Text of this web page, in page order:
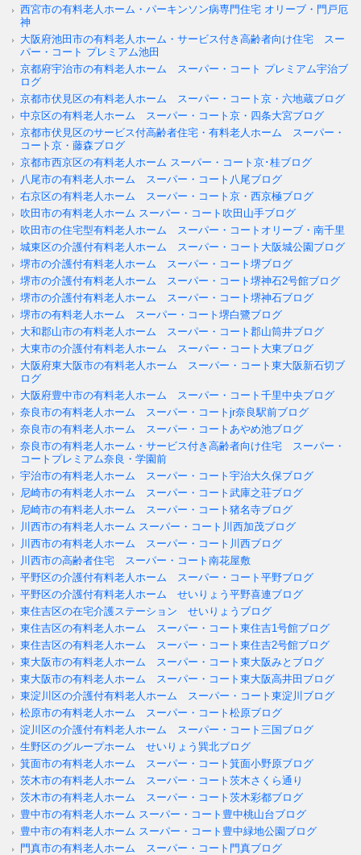
西宮市の有料老人ホーム・パーキンソン病専門住宅 オリーブ・門戸厄
神
大阪府池田市の有料老人ホーム・サービス付き高齢者向け住宅 スー
パー・コート プレミアム池田
京都府宇治市の有料老人ホーム スーパー・コート プレミアム宇治ブ
ログ
京都市伏見区の有料老人ホーム スーパー・コート京・六地蔵ブログ
中京区の有料老人ホーム スーパー・コート京・四条大宮ブログ
京都市伏見区のサービス付高齢者住宅・有料老人ホーム スーパー・
コート京・藤森ブログ
京都市西京区の有料老人ホーム スーパー・コート京･桂ブログ
八尾市の有料老人ホーム スーパー・コート八尾ブログ
右京区の有料老人ホーム スーパー・コート京・西京極ブログ
吹田市の有料老人ホーム スーパー・コート吹田山手ブログ
吹田市の住宅型有料老人ホーム スーパー・コートオリーブ・南千里
城東区の介護付有料老人ホーム スーパー・コート大阪城公園ブログ
堺市の介護付有料老人ホーム スーパー・コート堺ブログ
堺市の介護付有料老人ホーム スーパー・コート堺神石2号館ブログ
堺市の介護付有料老人ホーム スーパー・コート堺神石ブログ
堺市の有料老人ホーム スーパー・コート堺白鷺ブログ
大和郡山市の有料老人ホーム スーパー・コート郡山筒井ブログ
大東市の介護付有料老人ホーム スーパー・コート大東ブログ
大阪府東大阪市の有料老人ホーム スーパー・コート東大阪新石切ブ
ログ
大阪府豊中市の有料老人ホーム スーパー・コート千里中央ブログ
奈良市の有料老人ホーム スーパー・コートjr奈良駅前ブログ
奈良市の有料老人ホーム スーパー・コートあやめ池ブログ
奈良市の有料老人ホーム・サービス付き高齢者向け住宅 スーパー・
コートプレミアム奈良・学園前
宇治市の有料老人ホーム スーパー・コート宇治大久保ブログ
尼崎市の有料老人ホーム スーパー・コート武庫之荘ブログ
尼崎市の有料老人ホーム スーパー・コート猪名寺ブログ
川西市の有料老人ホーム スーパー・コート川西加茂ブログ
川西市の有料老人ホーム スーパー・コート川西ブログ
川西市の高齢者住宅 スーパー・コート南花屋敷
平野区の介護付有料老人ホーム スーパー・コート平野ブログ
平野区の介護付有料老人ホーム せいりょう平野喜連ブログ
東住吉区の在宅介護ステーション せいりょうブログ
東住吉区の有料老人ホーム スーパー・コート東住吉1号館ブログ
東住吉区の有料老人ホーム スーパー・コート東住吉2号館ブログ
東大阪市の有料老人ホーム スーパー・コート東大阪みとブログ
東大阪市の有料老人ホーム スーパー・コート東大阪高井田ブログ
東淀川区の介護付有料老人ホーム スーパー・コート東淀川ブログ
松原市の有料老人ホーム スーパー・コート松原ブログ
淀川区の介護付有料老人ホーム スーパー・コート三国ブログ
生野区のグループホーム せいりょう巽北ブログ
箕面市の有料老人ホーム スーパー・コート箕面小野原ブログ
茨木市の有料老人ホーム スーパー・コート茨木さくら通り
茨木市の有料老人ホーム スーパー・コート茨木彩都ブログ
豊中市の有料老人ホーム スーパー・コート豊中桃山台ブログ
豊中市の有料老人ホーム スーパー・コート豊中緑地公園ブログ
門真市の有料老人ホーム スーパー・コート門真ブログ